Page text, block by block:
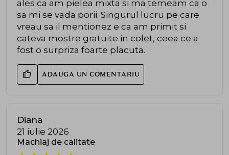
ales ca am pielea mixta si ma temeam ca o
sa mi se vada porii. Singurul lucru pe care
vreau sa il mentionez e ca am primit si
cateva mostre gratuite in colet, ceea ce a
fost o surpriza foarte placuta.
ADAUGA UN COMENTARIU
Diana
21 iulie 2026
Machiaj de calitate